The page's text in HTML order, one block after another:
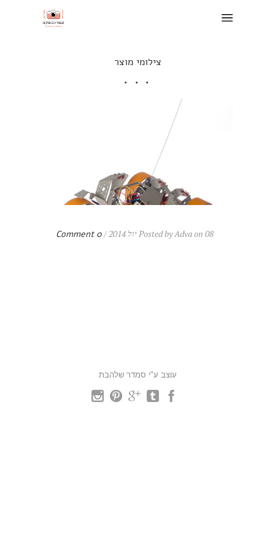
צילומי מוצר
Posted by Adva on 08 יול 2014 / 0 Comment
עוצב ע"י סמדר שלהבת